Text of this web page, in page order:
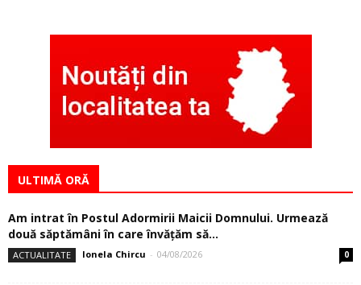
ULTIMĂ ORĂ
Am intrat în Postul Adormirii Maicii Domnului. Urmează
două săptămâni în care învăţăm să...
ACTUALITATE Ionela Chircu - 04/08/2026 0